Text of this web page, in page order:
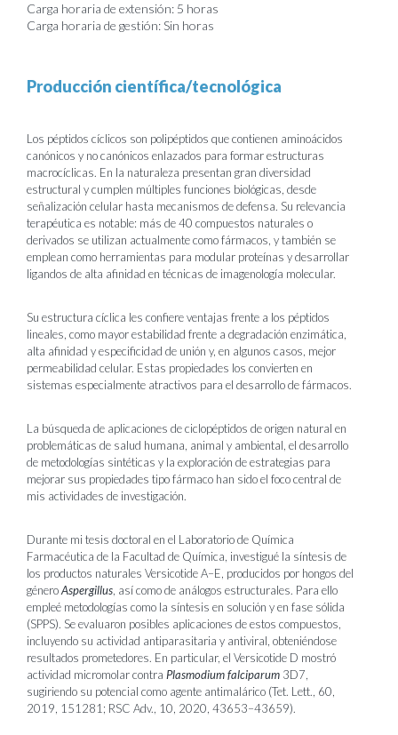
Carga horaria de extensión: 5 horas
Carga horaria de gestión: Sin horas
Producción científica/tecnológica
Los péptidos cíclicos son polipéptidos que contienen aminoácidos
canónicos y no canónicos enlazados para formar estructuras
macrocíclicas. En la naturaleza presentan gran diversidad
estructural y cumplen múltiples funciones biológicas, desde
señalización celular hasta mecanismos de defensa. Su relevancia
terapéutica es notable: más de 40 compuestos naturales o
derivados se utilizan actualmente como fármacos, y también se
emplean como herramientas para modular proteínas y desarrollar
ligandos de alta afinidad en técnicas de imagenología molecular.
Su estructura cíclica les confiere ventajas frente a los péptidos
lineales, como mayor estabilidad frente a degradación enzimática,
alta afinidad y especificidad de unión y, en algunos casos, mejor
permeabilidad celular. Estas propiedades los convierten en
sistemas especialmente atractivos para el desarrollo de fármacos.
La búsqueda de aplicaciones de ciclopéptidos de origen natural en
problemáticas de salud humana, animal y ambiental, el desarrollo
de metodologías sintéticas y la exploración de estrategias para
mejorar sus propiedades tipo fármaco han sido el foco central de
mis actividades de investigación.
Durante mi tesis doctoral en el Laboratorio de Química
Farmacéutica de la Facultad de Química, investigué la síntesis de
los productos naturales Versicotide A–E, producidos por hongos del
géneroAspergillus , así como de análogos estructurales. Para ello
empleé metodologías como la síntesis en solución y en fase sólida
(SPPS). Se evaluaron posibles aplicaciones de estos compuestos,
incluyendo su actividad antiparasitaria y antiviral, obteniéndose
resultados prometedores. En particular, el Versicotide D mostró
actividad micromolar contra Plasmodium falciparum 3D7,
sugiriendo su potencial como agente antimalárico (Tet. Lett., 60,
2019, 151281; RSC Adv., 10, 2020, 43653–43659).